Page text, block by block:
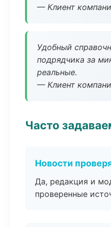
— Клиент
Удобный
подрядчика за
реальные.
— Клиент
Часто
Новости
Да, редакция и
проверенные